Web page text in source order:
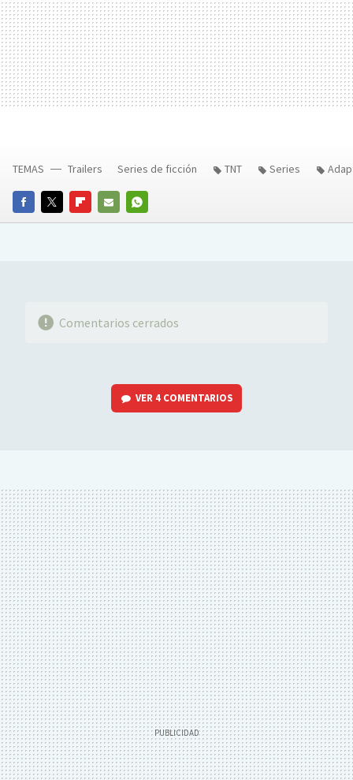
FACEBOOKTWITTERFLIPBOARD
E-
WHATSAPP
TEMAS Trailers Series de ficción TNT Series
Comentarios cerrados
VER 4 COMENTARIOS